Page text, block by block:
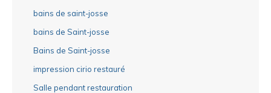
bains de saint-josse
bains de Saint-josse
Bains de Saint-josse
impression cirio restauré
Salle pendant restauration